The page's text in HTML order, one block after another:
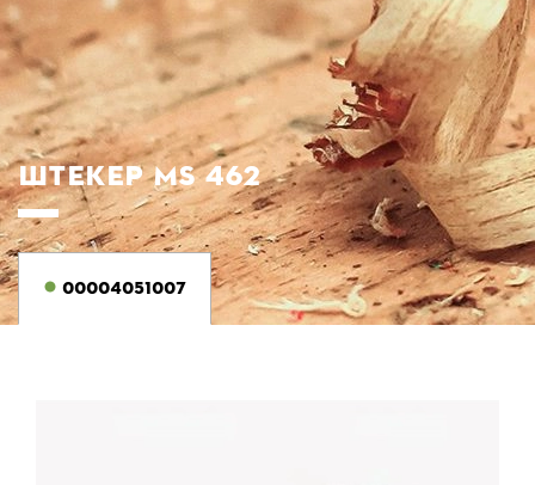
ШТЕКЕР MS 462
00004051007